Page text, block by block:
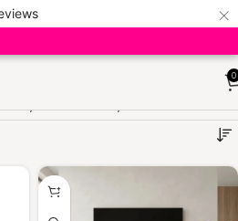
×
0
TV MEUBELS PAGINA 2